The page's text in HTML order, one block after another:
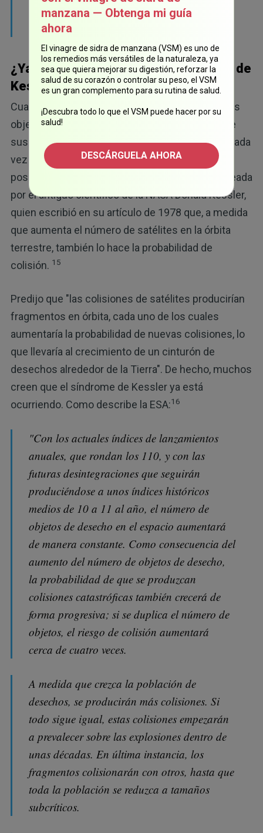
una relación energía/masa superior a 40 J/g
sería catastrófica".
¿Ya se está produciendo el síndrome de
Kessler?
Cuando se producen colisiones en el espacio, los
objetos permanecen en movimiento, al igual que
sus fragmentos, creando campos de residuos cada
vez mayores y aún más colisiones, sin que haya
posibilidad de retroceder. La hipótesis fue planteada
por el antiguo científico de la NASA Donald Kessler,
quien escribió en su artículo de 1978 que, a medida
que aumenta el número de satélites en la órbita
terrestre, también lo hace la probabilidad de
colisión. 15
Predijo que "las colisiones de satélites producirían
fragmentos en órbita, cada uno de los cuales
aumentaría la probabilidad de nuevas colisiones, lo
que llevaría al crecimiento de un cinturón de
desechos alrededor de la Tierra". De hecho, muchos
creen que el síndrome de Kessler ya está
ocurriendo. Como describe la ESA:16
"Con los actuales índices de lanzamientos
anuales, que rondan los 110, y con las
futuras desintegraciones que seguirán
produciéndose a unos índices históricos
medios de 10 a 11 al año, el número de
objetos de desecho en el espacio aumentará
de manera constante. Como consecuencia del
aumento del número de objetos de desecho,
la probabilidad de que se produzcan
colisiones catastróficas también crecerá de
forma progresiva; si se duplica el número de
objetos, el riesgo de colisión aumentará
cerca de cuatro veces.
A medida que crezca la población de
desechos, se producirán más colisiones. Si
todo sigue igual, estas colisiones empezarán
a prevalecer sobre las explosiones dentro de
unas décadas. En última instancia, los
fragmentos colisionarán con otros, hasta que
toda la población se reduzca a tamaños
subcríticos.
manzana — Obtenga mi guía
ahora
El vinagre de sidra de manzana (VSM) es uno de
los remedios más versátiles de la naturaleza, ya
sea que quiera mejorar su digestión, reforzar la
salud de su corazón o controlar su peso, el VSM
es un gran complemento para su rutina de salud.
¡Descubra todo lo que el VSM puede hacer por su
salud!
DESCÁRGUELA AHORA